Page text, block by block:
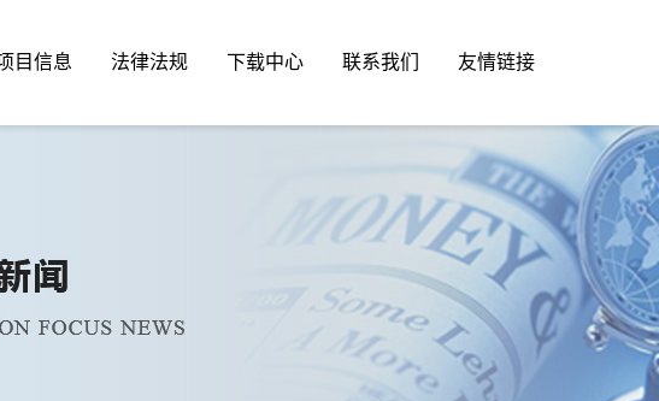
目信息 法律法规 下载中心 联系我们 友情链接